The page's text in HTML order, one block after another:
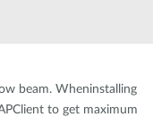
beam. Wheninstalling
to get maximum